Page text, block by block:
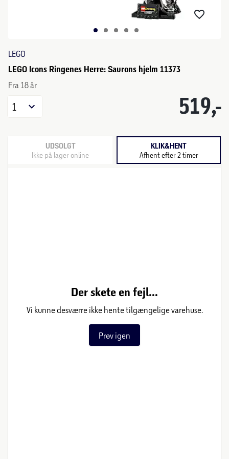
LEGO
LEGO Icons Ringenes Herre: Saurons hjelm 11373
Fra 18 år
519,-
1
UDSOLGT
Ikke på lager online
KLIK&HENT
Afhent efter 2 timer
Der skete en fejl...
Vi kunne desværre ikke hente tilgængelige varehuse.
Prøv igen